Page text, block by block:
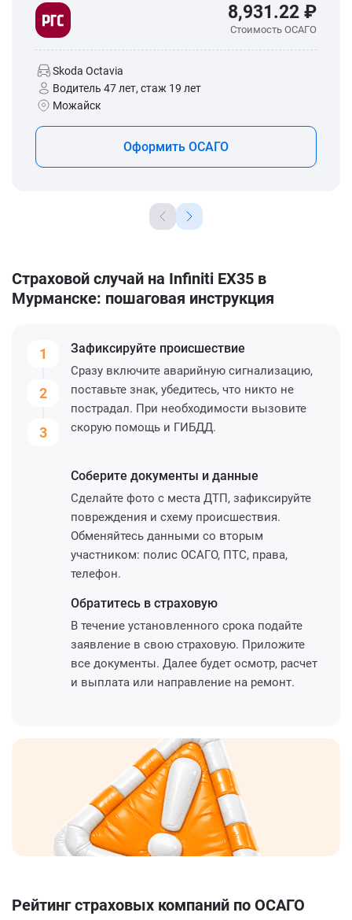
8,931.22 ₽
Стоимость ОСАГО
Skoda Octavia
Водитель 47 лет, стаж 19 лет
Можайск
Оформить ОСАГО
Страховой случай на Infiniti EX35 в
Мурманске: пошаговая инструкция
1
2
3
Зафиксируйте происшествие
Сразу включите аварийную сигнализацию,
поставьте знак, убедитесь, что никто не
пострадал. При необходимости вызовите
скорую помощь и ГИБДД.
Соберите документы и данные
Сделайте фото с места ДТП, зафиксируйте
повреждения и схему происшествия.
Обменяйтесь данными со вторым
участником: полис ОСАГО, ПТС, права,
телефон.
Обратитесь в страховую
В течение установленного срока подайте
заявление в свою страховую. Приложите
все документы. Далее будет осмотр, расчет
и выплата или направление на ремонт.
Рейтинг страховых компаний по ОСАГО